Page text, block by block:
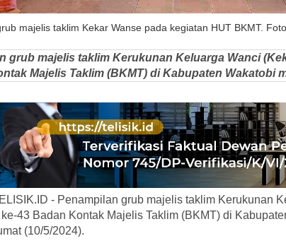
majelis taklim Kekar Wanse pada kegiatan HUT BKMT.
grub majelis taklim Kerukunan Keluarga Wanci
Majelis Taklim (BKMT) di Kabupaten Wakatobi
- Penampilan grub majelis taklim Kerukunan
43 Badan Kontak Majelis Taklim (BKMT) di
(10/5/2024).